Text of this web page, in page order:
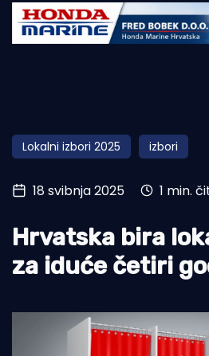
Početna
Obala
Otoci
Turizam i nautika
Pomorstvo
Ribolov
Tradicija i kultura
Lokalni izbori 2025 izbori
18 svibnja 2025 1 min.
Hrvatska bira
za iduće četiri